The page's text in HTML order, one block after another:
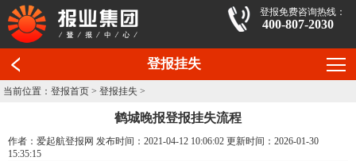
登报免费咨询热线：
400-807-2030
登报挂失
当前位置：登报首页 >登报挂失 >
鹤城晚报登报挂失流程
作者：爱起航登报网 发布时间：2021-04-12 10:06:02 更新时间：2026-01-30
15:35:15